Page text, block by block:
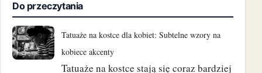
Do przeczytania
Tatuaże na kostce dla kobiet: Subtelne wzory na
kobiece akcenty
Tatuaże na kostce stają się coraz bardziej